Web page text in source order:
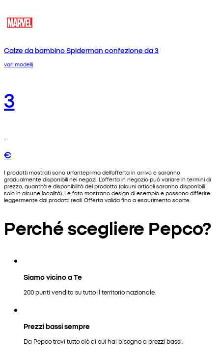
Calze da bambino Spiderman confezione da 3
vari modelli
3
€
I prodotti mostrati sono un'anteprima dell'offerta in arrivo e saranno
gradualmente disponibili nei negozi. L'offerta in negozio può variare in termini di
prezzo, quantità e disponibilità del prodotto (alcuni articoli saranno disponibili
solo in alcune località). Le foto mostrano design di esempio e possono differire
leggermente dai prodotti reali. Offerta valida fino a esaurimento scorte.
Perché scegliere Pepco?
Siamo vicino a Te
200 punti vendita su tutto il territorio nazionale.
Prezzi bassi sempre
Da Pepco trovi tutto ciò di cui hai bisogno a prezzi bassi.